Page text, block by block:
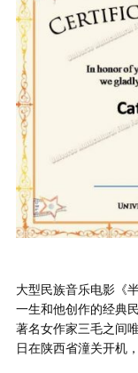
大型民族音乐电影《
一生和他创作的经典
著名女作家三毛之间
日在陕西省潼关开机